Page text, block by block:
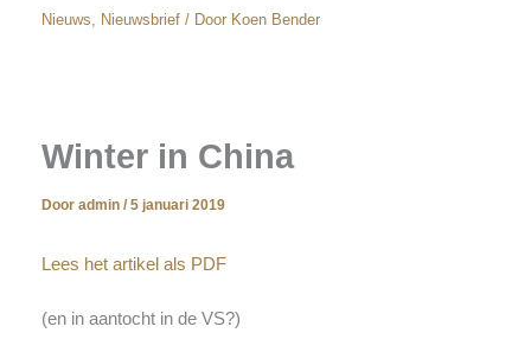
Nieuws, Nieuwsbrief/ Door Koen Bender
Winter in China
Door admin / 5 januari 2019
Lees het artikel als PDF
(en in aantocht in de VS?)